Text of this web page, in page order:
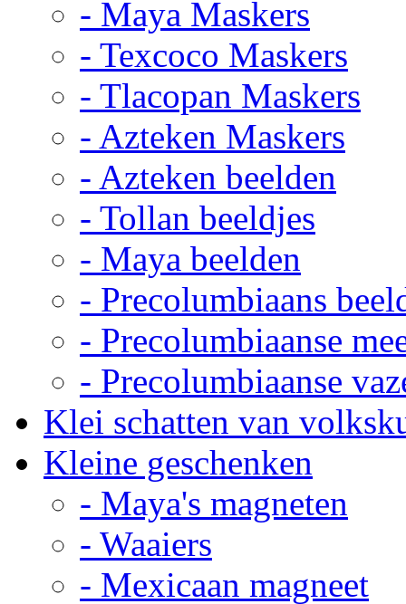
- Maya Maskers
- Texcoco Maskers
- Tlacopan Maskers
- Azteken Maskers
- Azteken beelden
- Tollan beeldjes
- Maya beelden
- Precolumbiaans
- Precolumbiaanse
- Precolumbiaanse
Klei schatten van
Kleine geschenken
- Maya's magneten
- Waaiers
- Mexicaan magneet